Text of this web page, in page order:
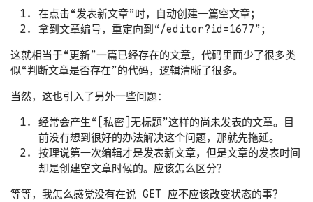
在点击“发表新文章”时，自动创建一篇空文章；
拿到文章编号，重定向到“/editor?id=1677”；
这就相当于“更新”一篇已经存在的文章，代码里面少了很多类
似“判断文章是否存在”的代码，逻辑清晰了很多。
当然，这也引入了另外一些问题：
经常会产生“[私密]无标题”这样的尚未发表的文章。目
前没有想到很好的办法解决这个问题，那就先拖延。
按理说第一次编辑才是发表新文章，但是文章的发表时间
却是创建空文章时候的。应该怎么区分？
等等，我怎么感觉没有在说 GET 应不应该改变状态的事？